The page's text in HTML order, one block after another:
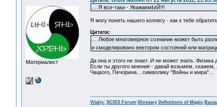
Материалист
… Я все-таки - УважаемЫЙ!!!
Я могу понять нашего коллегу - как к тебе
Цитата:
… Любое многомерное сознание может быть
и смоделировано вектором состояний или
Да она и этого не знает. И не может знать.
Если ты другого мнения - давай возьмем,
Чацкого, Печорина... символику "Войны и мира"...
Vitaliy: SCIES Forum Glossary Definitions of Magic